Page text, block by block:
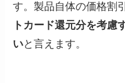
す。製品自体の価格割
トカード還元分を考慮
いと言えます。